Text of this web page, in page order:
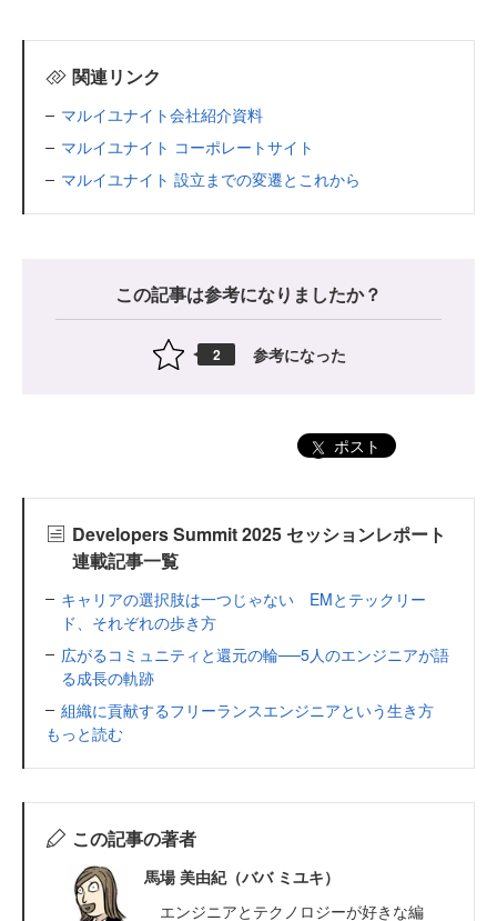
関連リンク
マルイユナイト会社紹介資料
マルイユナイト コーポレートサイト
マルイユナイト 設立までの変遷とこれから
この記事は参考になりましたか？
2 参考になった
ポスト
Developers Summit 2025 セッションレポート
連載記事一覧
キャリアの選択肢は一つじゃない EMとテックリー
ド、それぞれの歩き方
広がるコミュニティと還元の輪──5人のエンジニアが語
る成長の軌跡
組織に貢献するフリーランスエンジニアという生き方
もっと読む
この記事の著者
馬場 美由紀（ババ ミユキ）
エンジニアとテクノロジーが好きな編